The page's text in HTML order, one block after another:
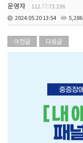
운영자
112.♡.73.236
2024.05.20 13:54
5,286
이전글 다음글